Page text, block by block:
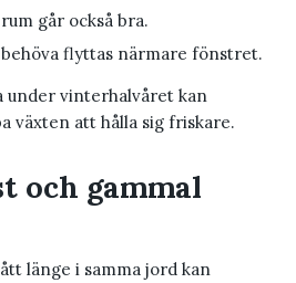
går också bra.
flyttas närmare fönstret.
under vinterhalvåret kan
växten att hålla sig friskare.
och gammal
länge i samma jord kan